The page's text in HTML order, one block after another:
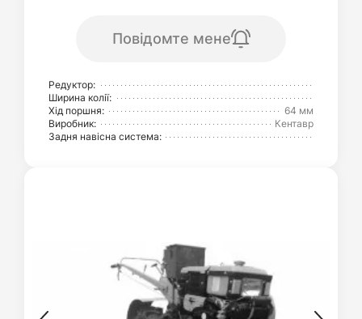
Повідомте мене
Редуктор:
Ширина колії:
Хід поршня:
64 мм
Виробник:
Кентавр
Задня навісна система: